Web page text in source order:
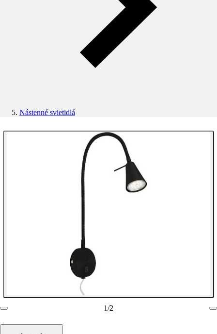
Nástenné svietidlá
1/2